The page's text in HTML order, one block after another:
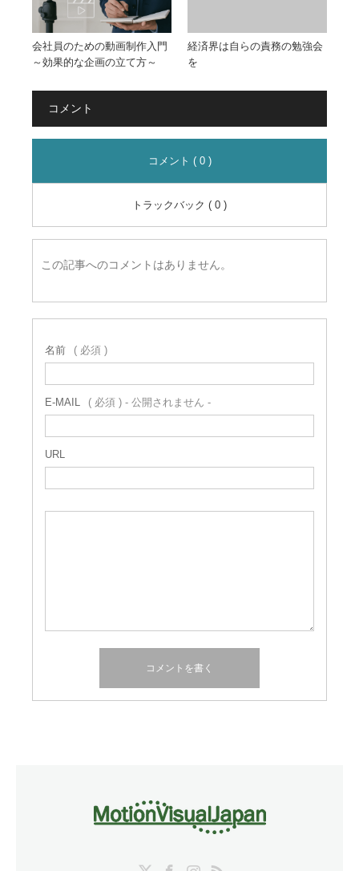
会社員のための動画制作入門
～効果的な企画の立て方～
経済界は自らの責務の勉強会
を
コメント
コメント ( 0 )
トラックバック ( 0 )
この記事へのコメントはありません。
名前 ( 必須 )
E-MAIL ( 必須 ) - 公開されません -
URL
RSS